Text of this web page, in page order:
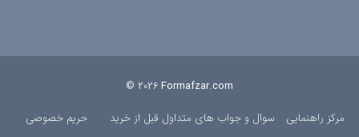
© 2026 Formafzar.com
مرکز راهنمایی سوال و جواب های متداول قبل از خرید حریم خصوصی